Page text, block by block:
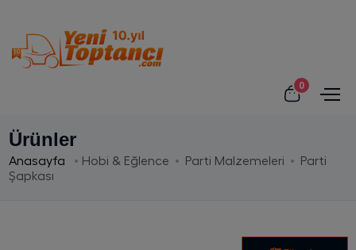
0
Ürünler
Anasayfa Hobi & Eğlence Parti Malzemeleri
Parti
Şapkası